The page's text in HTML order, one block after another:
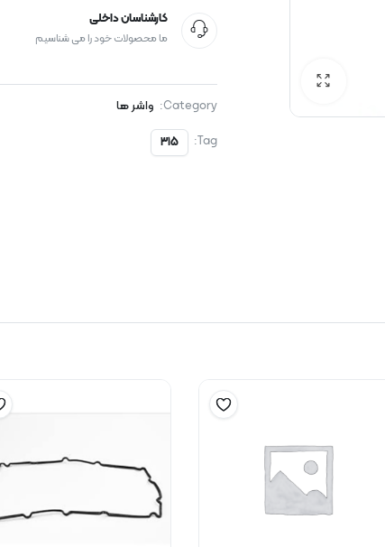
کارشناسان داخلی
ما محصولات خود را می شناسیم
Category: واشر ها
Tag:
315